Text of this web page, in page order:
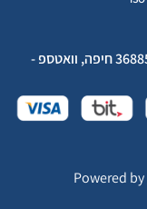
דנ-אל פור יו בע"מ , המסילה 23 , נשר , 3688523 חיפה, וואטספ -
Powered by